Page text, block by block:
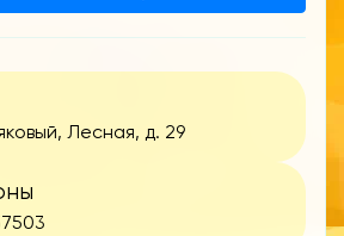
Лесная, д. 29